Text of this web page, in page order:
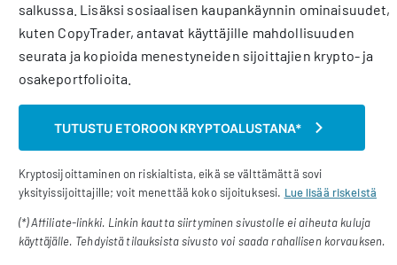
salkussa. Lisäksi sosiaalisen kaupankäynnin ominaisuudet,
kuten CopyTrader, antavat käyttäjille mahdollisuuden
seurata ja kopioida menestyneiden sijoittajien krypto- ja
osakeportfolioita.
TUTUSTU ETOROON KRYPTOALUSTANA*
Kryptosijoittaminen on riskialtista, eikä se välttämättä sovi
yksityissijoittajille; voit menettää koko sijoituksesi. Lue lisää riskeistä
(*) Affiliate-linkki. Linkin kautta siirtyminen sivustolle ei aiheuta kuluja
käyttäjälle. Tehdyistä tilauksista sivusto voi saada rahallisen korvauksen.